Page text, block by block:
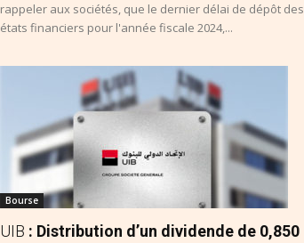
rappeler aux sociétés, que le dernier délai de dépôt des
états financiers pour l'année fiscale 2024,...
Bourse
UIB : Distribution d’un dividende de 0,850